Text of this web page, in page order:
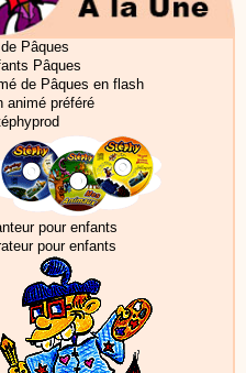
Pâques
Pâques
de Pâques en flash
animé préféré
pour enfants
pour enfants